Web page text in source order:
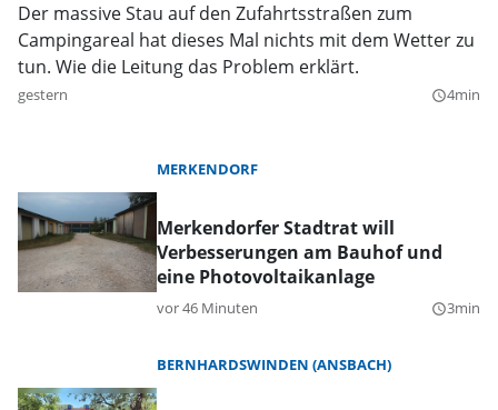
Der massive Stau auf den Zufahrtsstraßen zum
Campingareal hat dieses Mal nichts mit dem Wetter zu
tun. Wie die Leitung das Problem erklärt.
gestern query_builder4min
MERKENDORF
Merkendorfer Stadtrat will
Verbesserungen am Bauhof und
eine Photovoltaikanlage
vor 46 Minuten query_builder3min
BERNHARDSWINDEN (ANSBACH)